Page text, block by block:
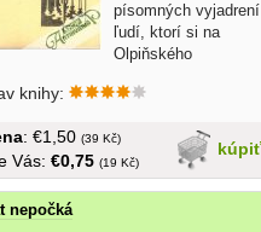
písomných vyjadrení
ľudí, ktorí si na
Olpiňského
knihy:
kúpiť
: €1,50 (39 Kč)
Vás: €0,75 (19 Kč)
nepočká